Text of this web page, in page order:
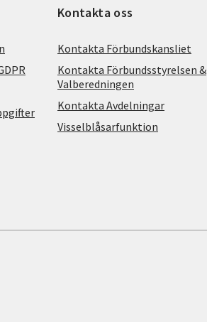
Kontakta oss
Kontakta Förbundskansliet
Kontakta Förbundsstyrelsen &
Valberedningen
Kontakta Avdelningar
Visselblåsarfunktion